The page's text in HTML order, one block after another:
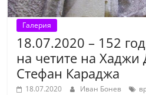
Галерия
18.07.2020 – 152
на четите на
Стефан Караджа
18.07.2020 Иван Бонев